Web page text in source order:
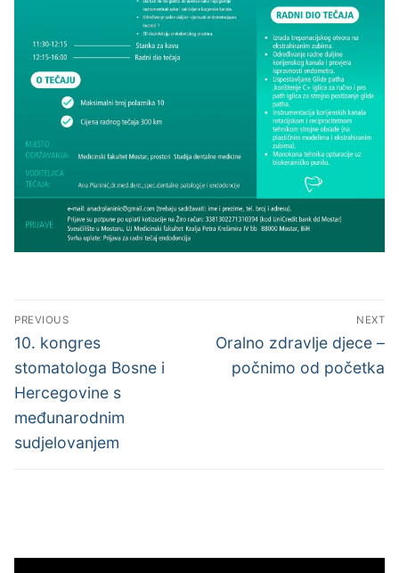
Navigacija
objava
PREVIOUS
Previous
post:
10. kongres
stomatologa Bosne i
Hercegovine s
međunarodnim
sudjelovanjem
NEXT
Next
post:
Oralno zdravlje djece –
počnimo od početka